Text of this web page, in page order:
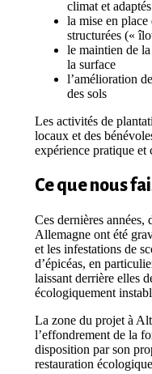
climat et
la mise en
structurées («
le maintien de
la surface
l’amélioration
des sols
Les activités de
locaux et des
expérience pratique et
Ce que nous
Ces dernières années,
Allemagne ont été
et les infestations de
d’épicéas, en
laissant derrière elles
écologiquement
La zone du projet à
l’effondrement de la
disposition par son
restauration